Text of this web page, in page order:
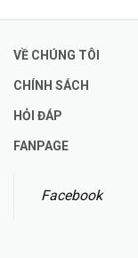
VỀ CHÚNG TÔI
CHÍNH SÁCH
HỎI ĐÁP
FANPAGE
Facebook